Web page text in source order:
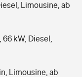
Limousine, ab
66 kW, Diesel,
Limousine, ab